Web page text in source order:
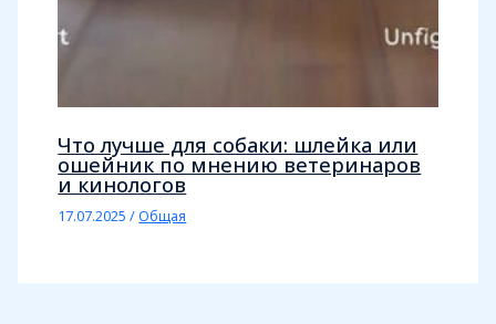
Что лучше для собаки: шлейка или
ошейник по мнению ветеринаров
и кинологов
17.07.2025/Общая